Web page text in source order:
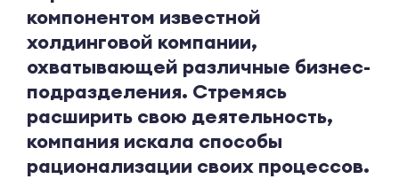
компонентом известной
холдинговой компании,
охватывающей различные бизнес-
подразделения. Стремясь
расширить свою деятельность,
компания искала способы
рационализации своих процессов.